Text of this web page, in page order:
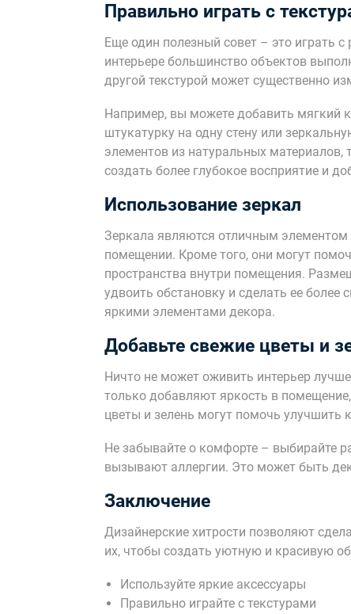
Правильно играть с
Еще один полезный совет – это играть
интерьере большинство объектов
другой текстурой может существенно
Например, вы можете добавить мягкий
штукатурку на одну стену или
элементов из натуральных материалов,
создать более глубокое восприятие и
Использование зеркал
Зеркала являются отличным
помещении. Кроме того, они могут
пространства внутри помещения.
удвоить обстановку и сделать ее более
яркими элементами декора.
Добавьте свежие цветы и
Ничто не может оживить интерьер
только добавляют яркость в
цветы и зелень могут помочь улучшить
Не забывайте о комфорте – выбирайте
вызывают аллергии. Это может быть
Заключение
Дизайнерские хитрости позволяют
их, чтобы создать уютную и красивую
Используйте яркие аксессуары
Правильно играйте с текстурами